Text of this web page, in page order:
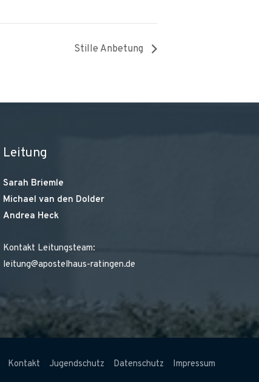
Stille Anbetung
Leitung
Sarah Briemle
Michael van den Dolder
Andrea Heck
Kontakt Leitungsteam:
leitung@apostelhaus-ratingen.de
Kontakt Jugendschutz Datenschutz Impressum